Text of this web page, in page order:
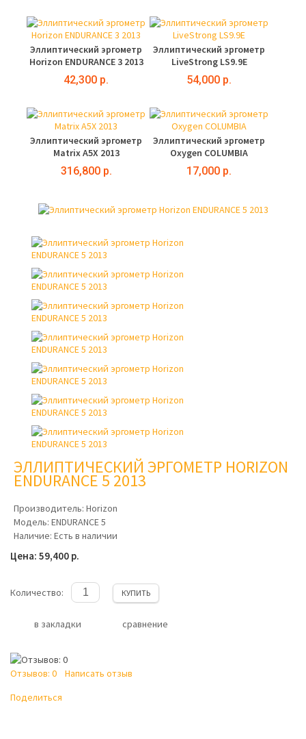
Эллиптический эргометр
Horizon ENDURANCE 3 2013
42,300 р.
Эллиптический эргометр
LiveStrong LS9.9E
54,000 р.
Эллиптический эргометр
Matrix A5X 2013
316,800 р.
Эллиптический эргометр
Oxygen COLUMBIA
17,000 р.
ЭЛЛИПТИЧЕСКИЙ ЭРГОМЕТР HORIZON
ENDURANCE 5 2013
Производитель: Horizon
Модель: ENDURANCE 5
Наличие: Есть в наличии
Цена: 59,400 р.
Количество: КУПИТЬ
в закладки сравнение
Отзывов: 0
Написать отзыв
Поделиться